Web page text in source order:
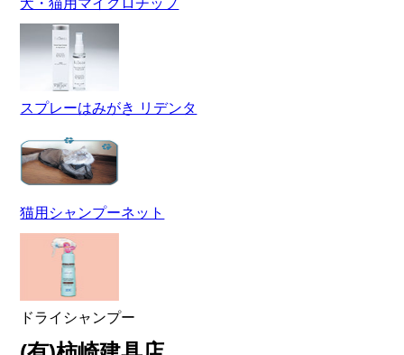
スプレーはみがき リデンタ
猫用シャンプーネット
ドライシャンプー